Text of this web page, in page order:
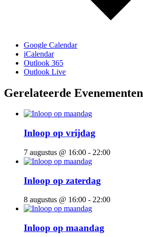
Google Calendar
iCalendar
Outlook 365
Outlook Live
Gerelateerde Evenementen
Inloop op vrijdag
7 augustus @ 16:00 - 22:00
Inloop op zaterdag
8 augustus @ 16:00 - 22:00
Inloop op maandag